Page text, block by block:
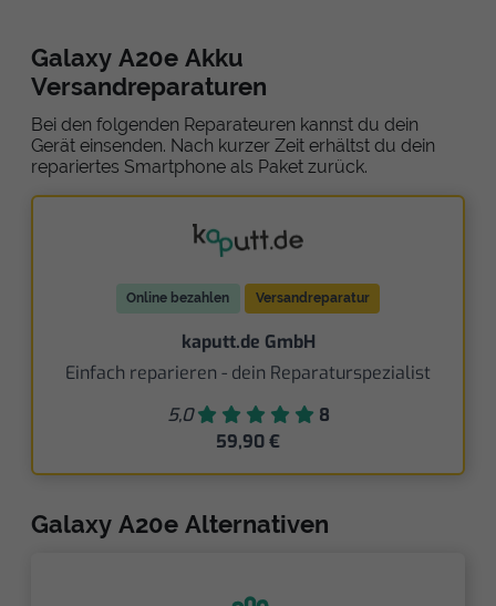
Galaxy A20e Akku
Versandreparaturen
Bei den folgenden Reparateuren kannst du dein
Gerät einsenden. Nach kurzer Zeit erhältst du dein
repariertes Smartphone als Paket zurück.
Online bezahlen Versandreparatur
kaputt.de GmbH
Einfach reparieren - dein Reparaturspezialist
5,0
8
59,90 €
Galaxy A20e Alternativen